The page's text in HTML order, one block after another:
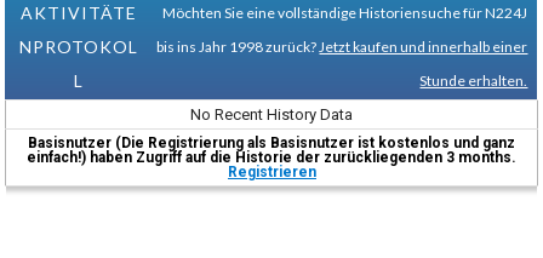
AKTIVITÄTE
NPROTOKOL
L
Möchten Sie eine vollständige Historiensuche für N224J
bis ins Jahr 1998 zurück? Jetzt kaufen und innerhalb einer
Stunde erhalten.
No Recent History Data
Basisnutzer (Die Registrierung als Basisnutzer ist kostenlos und ganz
einfach!) haben Zugriff auf die Historie der zurückliegenden 3 months.
Registrieren